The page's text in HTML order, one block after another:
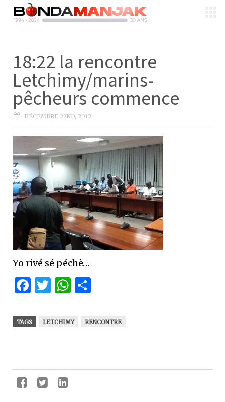
18:22 la rencontre
Letchimy/marins-
pêcheurs commence
DÉCEMBRE 22ND, 2012
Yo rivé sé péchè…
Facebook
Twitter
WhatsApp
TAGS LETCHIMY RENCONTRE